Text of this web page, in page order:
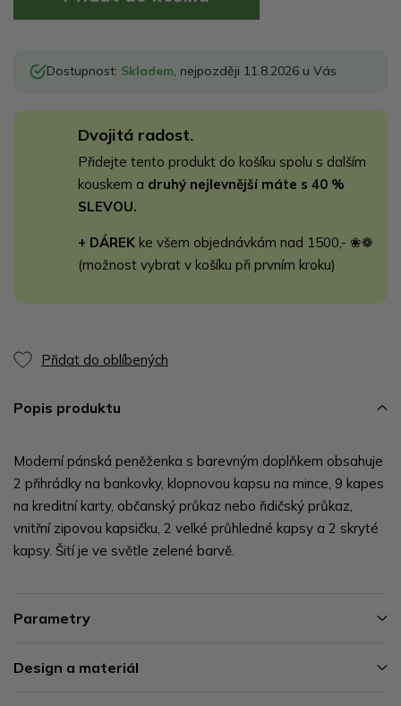
Dostupnost: Skladem, nejpozději 11.8.2026 u Vás
Dvojitá radost.
Přidejte tento produkt do košíku spolu s dalším
kouskem a druhý nejlevnější máte s 40 %
SLEVOU.
+ DÁREK ke všem objednávkám nad 1500,- ❀❁
(možnost vybrat v košíku při prvním kroku)
Přidat do oblíbených
Popis produktu
Moderní pánská peněženka s barevným doplňkem obsahuje
2 přihrádky na bankovky, klopnovou kapsu na mince, 9 kapes
na kreditní karty, občanský průkaz nebo řidičský průkaz,
vnitřní zipovou kapsičku, 2 velké průhledné kapsy a 2 skryté
kapsy. Šití je ve světle zelené barvě.
Parametry
Design a materiál